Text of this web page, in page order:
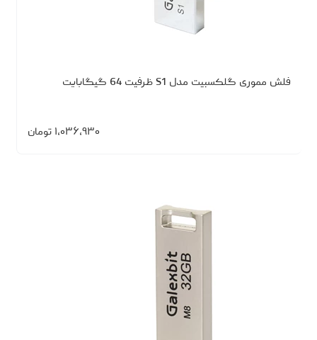
فلش مموری گلکسبیت مدل S1 ظرفیت 64 گیگابایت
۱،۰۳۶،۹۳۰ تومان